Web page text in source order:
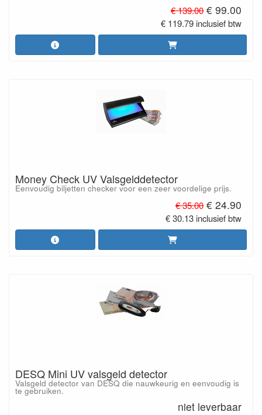
€ 139.00 € 99.00
€ 119.79 inclusief btw
Money Check UV Valsgelddetector
Eenvoudig biljetten checker voor een zeer voordelige prijs.
€ 35.00 € 24.90
€ 30.13 inclusief btw
DESQ Mini UV valsgeld detector
Valsgeld detector van DESQ die nauwkeurig en eenvoudig is
te gebruiken.
niet leverbaar